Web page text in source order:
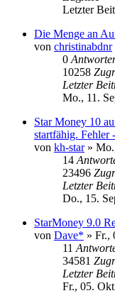
Letzter
Die Menge an
von christinabdnr
0
10258
Letzter
Mo., 11.
Star Money 10
startfähig. Fehler
von kh-star»
14
23496
Letzter
Do., 15.
StarMoney 9.0
von Dave* » Fr.,
11
34581
Letzter
Fr., 05.